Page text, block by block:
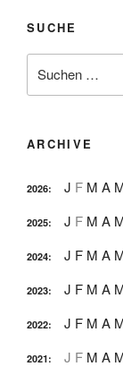
SUCHE
nach:
ARCHIVE
2026: J F M A
2025: J F M A
2024: J F M A
2023: J F M A
2022: J F M A
2021: J F M A